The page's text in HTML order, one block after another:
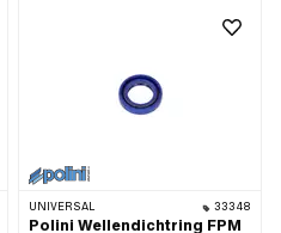
UNIVERSAL 33348
Polini Wellendichtring FPM